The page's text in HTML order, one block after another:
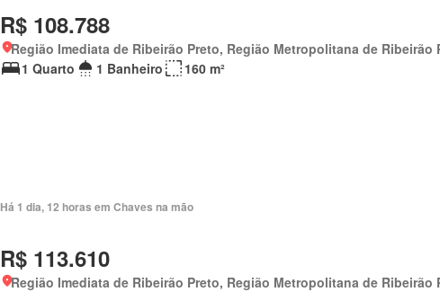
R$ 108.788
Região Imediata de Ribeirão Preto, Região Metropolitana de Ribeirão
1 Quarto
1 Banheiro 160 m²
Há 1 dia, 12 horas em Chaves na mão
R$ 113.610
Região Imediata de Ribeirão Preto, Região Metropolitana de Ribeirão